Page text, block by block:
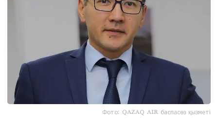
Фото: QAZAQ AIR баспасөз қызметі